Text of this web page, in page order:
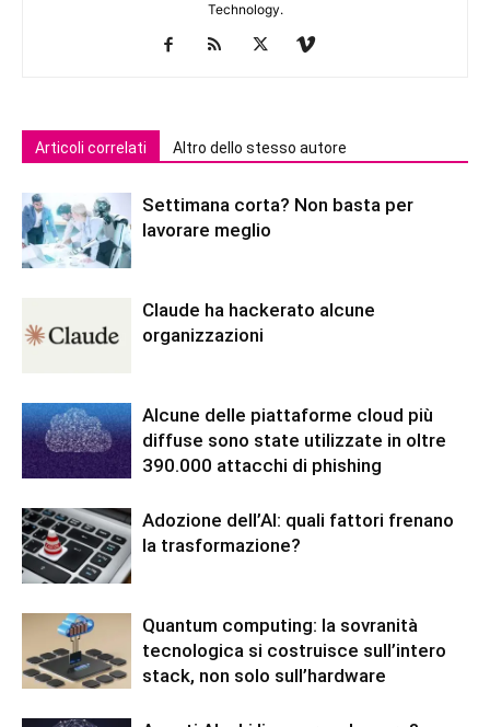
Technology.
Articoli correlati Altro dello stesso autore
Settimana corta? Non basta per
lavorare meglio
Claude ha hackerato alcune
organizzazioni
Alcune delle piattaforme cloud più
diffuse sono state utilizzate in oltre
390.000 attacchi di phishing
Adozione dell’AI: quali fattori frenano
la trasformazione?
Quantum computing: la sovranità
tecnologica si costruisce sull’intero
stack, non solo sull’hardware